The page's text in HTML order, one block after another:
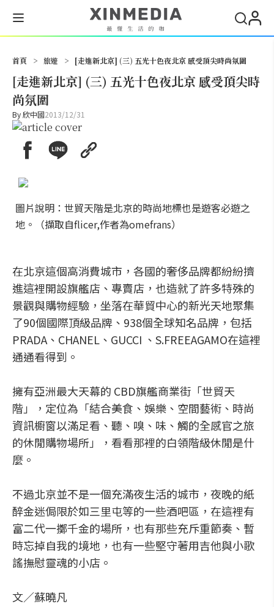
首頁 > 旅遊 > [走進新北京] (三) 五光十色夜北京 感受頂尖時尚氛圍
[走進新北京] (三) 五光十色夜北京 感受頂尖時
尚氛圍
By欣中國2013/12/31
圖片說明：世貿天階是北京的時尚地標也是遊客必遊之
地。（擷取自flicer,作者為omefrans）
在北京這個高消費城市，各國的奢侈品牌都紛紛擠
進這裡開設旗艦店、專賣店，也造就了許多特殊的
景觀與購物經驗，坐落在華貿中心的新光天地聚集
了90個國際頂級品牌、938個全球知名品牌，包括
PRADA、CHANEL、GUCCI 、S.FREEAGAMO在這裡
通通看得到。
擁有亞洲最大天幕的 CBD旗艦商業街「世貿天
階」，定位為「結合美食、娛樂、空間藝術、時尚
資訊櫥窗以滿足看、聽、嗅、味、觸的全感官之旅
的休閒購物場所」，看看那裡的白領階級休閒是什
麼。
不過北京並不是一個充滿夜生活的城市，夜晚的紙
醉金迷侷限於如三里屯等的一些酒吧區，在這裡有
富二代一擲千金的場所，也有那些充斥重節奏、暫
時忘掉自我的境地，也有一些堅守著用吉他與小歌
謠撫慰靈魂的小店。
文／蘇曉凡